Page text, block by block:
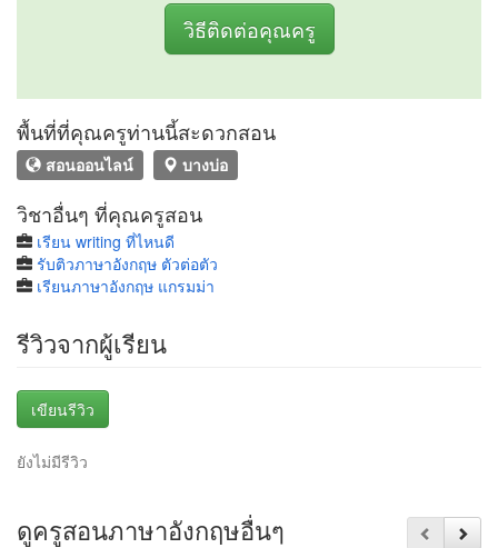
วิธีติดต่อคุณครู
พื้นที่ที่คุณครูท่านนี้สะดวกสอน
สอนออนไลน์ บางบ่อ
วิชาอื่นๆ ที่คุณครูสอน
เรียน writing ที่ไหนดี
รับติวภาษาอังกฤษ ตัวต่อตัว
เรียนภาษาอังกฤษ แกรมม่า
รีวิวจากผู้เรียน
เขียนรีวิว
ยังไม่มีรีวิว
ดูครูสอนภาษาอังกฤษอื่นๆ